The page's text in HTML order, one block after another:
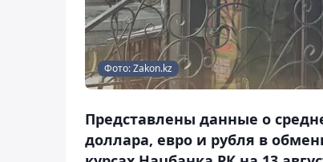
Фото: Zakon.kz
Представлены данные о
доллара, евро и рубля в